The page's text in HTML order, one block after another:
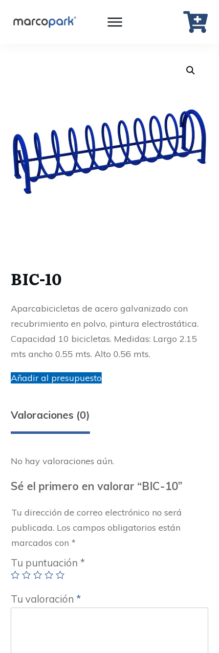
BIC-10
Aparcabicicletas de acero galvanizado con
recubrimiento en polvo, pintura electrostática.
Capacidad 10 bicicletas. Medidas: Largo 2.15
mts ancho 0.55 mts. Alto 0.56 mts.
Añadir al presupuesto
Valoraciones (0)
No hay valoraciones aún.
Sé el primero en valorar “BIC-10”
Tu dirección de correo electrónico no será
publicada. Los campos obligatorios están
marcados con *
Tu puntuación *
Tu valoración *